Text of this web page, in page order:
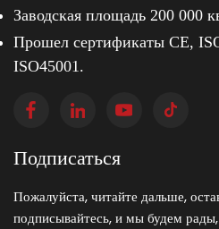
Заводская площадь 200 000
Прошел сертификаты CE,
ISO45001.
Подписаться
Пожалуйста, читайте дальше,
подписывайтесь, и мы будем